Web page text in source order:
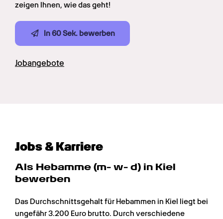
zeigen Ihnen, wie das geht!
In 60 Sek. bewerben
Jobangebote
Jobs & Karriere
Als Hebamme (m- w- d) in Kiel
bewerben
Das Durchschnittsgehalt für Hebammen in Kiel liegt bei
ungefähr 3.200 Euro brutto. Durch verschiedene